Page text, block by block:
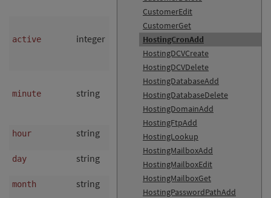
CustomerEdit
CustomerGet
HostingCronAdd
HostingDCVCreate
HostingDCVDelete
HostingDatabaseAdd
HostingDatabaseDelete
HostingDomainAdd
HostingFtpAdd
HostingLookup
HostingMailboxAdd
HostingMailboxEdit
HostingMailboxGet
HostingPasswordPathAdd
active integer ^[01]$ no
no,
minute string ^.{1,50}$ no
Minute (e.g.
*/5or
10,20,30
hour string ^.{1,50}$ no
day string no Day
month string ^.{1,50}$ no Month